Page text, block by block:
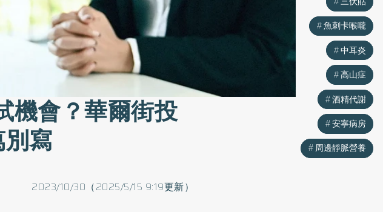
機會？華爾街投
寫
2023/10/30（2025/5/15 9:19更新）
魚刺卡喉嚨
中耳炎
高山症
酒精代謝
安寧病房
周邊靜脈營養
魚刺卡喉嚨
中耳炎
高山症
酒精代謝
安寧病房
周邊靜脈營養